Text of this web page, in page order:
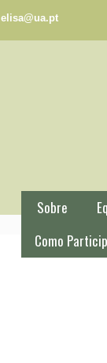
elisa@ua.pt
Sobre
Como